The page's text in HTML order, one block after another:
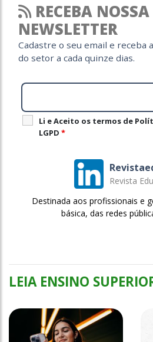
RECEBA NOSSA
NEWSLETTER
Cadastre o seu email e receba
do setor a cada quinze dias.
Li e Aceito os termos de
LGPD *
Revista
Destinada aos profissionais e
básica, das redes
LEIA ENSINO